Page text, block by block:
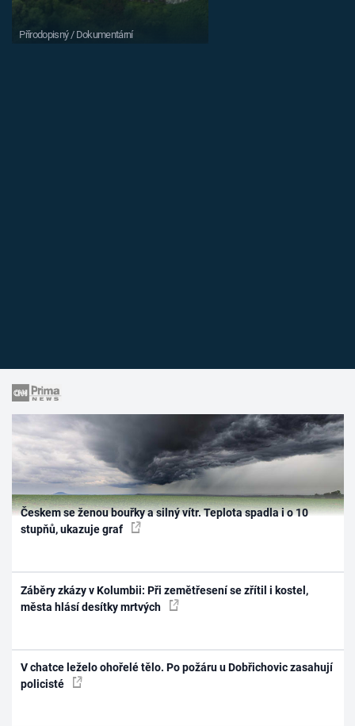
Přírodopisný / Dokumentární
Českem se ženou bouřky a silný vítr. Teplota spadla i o 10
stupňů, ukazuje graf
Záběry zkázy v Kolumbii: Při zemětřesení se zřítil i kostel,
města hlásí desítky mrtvých
V chatce leželo ohořelé tělo. Po požáru u Dobřichovic zasahují
policisté